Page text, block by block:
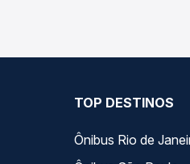
TOP DESTINOS
Ônibus Rio de